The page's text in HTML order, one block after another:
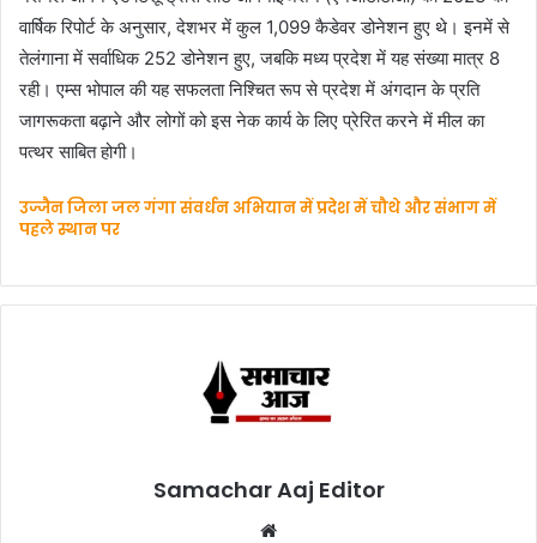
वार्षिक रिपोर्ट के अनुसार, देशभर में कुल 1,099 कैडेवर डोनेशन हुए थे। इनमें से
तेलंगाना में सर्वाधिक 252 डोनेशन हुए, जबकि मध्य प्रदेश में यह संख्या मात्र 8
रही। एम्स भोपाल की यह सफलता निश्चित रूप से प्रदेश में अंगदान के प्रति
जागरूकता बढ़ाने और लोगों को इस नेक कार्य के लिए प्रेरित करने में मील का
पत्थर साबित होगी।
उज्जैन जिला जल गंगा संवर्धन अभियान में प्रदेश में चौथे और संभाग में
पहले स्थान पर
Samachar Aaj Editor